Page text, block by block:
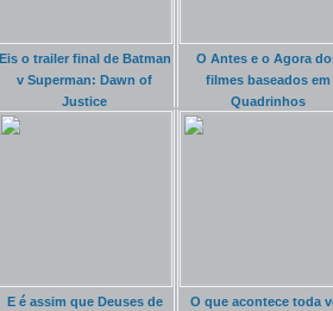
Eis o trailer final de Batman
v Superman: Dawn of
Justice
O Antes e o Agora
filmes baseados em
Quadrinhos
E é assim que Deuses de
O que acontece toda